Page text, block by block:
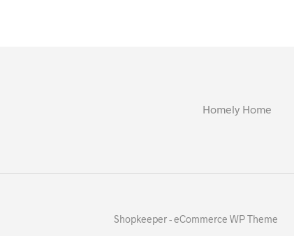
Homely Home
Shopkeeper - eCommerce WP Theme